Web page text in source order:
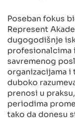
Poseban fokus
Represent
dugogodišnje
profesionalcima
savremenog
organizacijama i
duboko
prenosi u
periodima
tako da donesu